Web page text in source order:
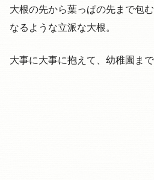
大根の先から葉っぱの先まで包
なるような立派な大根。
大事に大事に抱えて、幼稚園まで